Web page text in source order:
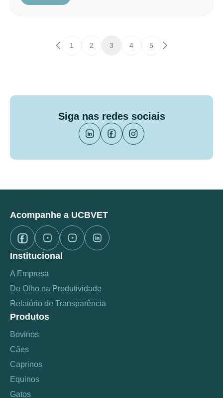
1 2 3 4 5
Siga nas redes sociais
Acompanhe a UCBVET
Institucional
A Empresa
De Olho na Produtividade
Relatório de Transparência
Produtos
Bovinos
Cães
Caprinos
Equinos
Gatos